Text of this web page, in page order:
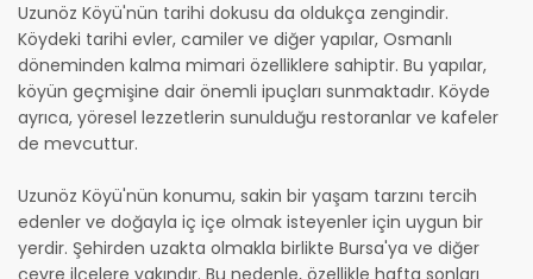
Uzunöz Köyü'nün tarihi dokusu da oldukça zengindir.
Köydeki tarihi evler, camiler ve diğer yapılar, Osmanlı
döneminden kalma mimari özelliklere sahiptir. Bu yapılar,
köyün geçmişine dair önemli ipuçları sunmaktadır. Köyde
ayrıca, yöresel lezzetlerin sunulduğu restoranlar ve kafeler
de mevcuttur.
Uzunöz Köyü'nün konumu, sakin bir yaşam tarzını tercih
edenler ve doğayla iç içe olmak isteyenler için uygun bir
yerdir. Şehirden uzakta olmakla birlikte Bursa'ya ve diğer